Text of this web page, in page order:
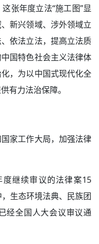
张年度立法“施工图”显
新兴领域、涉外领域立
依法立法，提高立法质
国特色社会主义法律体
，为以中国式现代化全
有力法治保障。
家工作大局，加强法律
继续审议的法律案15
生态环境法典、民族团
经全国人大会议审议通